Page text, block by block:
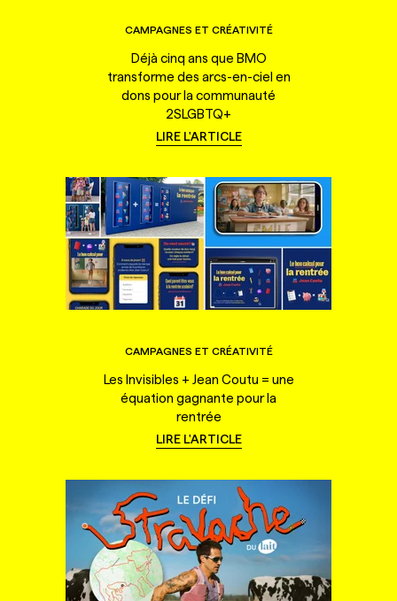
CAMPAGNES ET CRÉATIVITÉ
Déjà cinq ans que BMO
transforme des arcs-en-ciel en
dons pour la communauté
2SLGBTQ+
LIRE L'ARTICLE
CAMPAGNES ET CRÉATIVITÉ
Les Invisibles + Jean Coutu = une
équation gagnante pour la
rentrée
LIRE L'ARTICLE